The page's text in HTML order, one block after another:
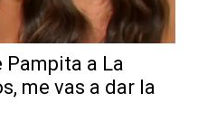
Pampita a La
me vas a dar la